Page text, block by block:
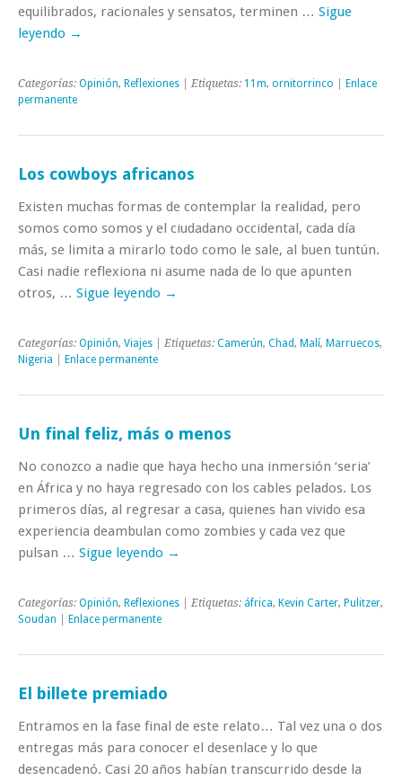
equilibrados, racionales y sensatos, terminen … Sigue
leyendo →
Categorías: Opinión, Reflexiones | Etiquetas: 11m, ornitorrinco
Enlace
permanente
Los cowboys africanos
Existen muchas formas de contemplar la realidad, pero
somos como somos y el ciudadano occidental, cada día
más, se limita a mirarlo todo como le sale, al buen tuntún.
Casi nadie reflexiona ni asume nada de lo que apunten
otros, … Sigue leyendo →
Categorías: Opinión, Viajes | Etiquetas: Camerún, Chad, Malí, Marruecos,
Nigeria
Enlace permanente
Un final feliz, más o menos
No conozco a nadie que haya hecho una inmersión ‘seria’
en África y no haya regresado con los cables pelados. Los
primeros días, al regresar a casa, quienes han vivido esa
experiencia deambulan como zombies y cada vez que
pulsan … Sigue leyendo →
Categorías: Opinión, Reflexiones | Etiquetas: áfrica, Kevin Carter, Pulitzer,
Soudan
Enlace permanente
El billete premiado
Entramos en la fase final de este relato… Tal vez una o dos
entregas más para conocer el desenlace y lo que
desencadenó. Casi 20 años habían transcurrido desde la